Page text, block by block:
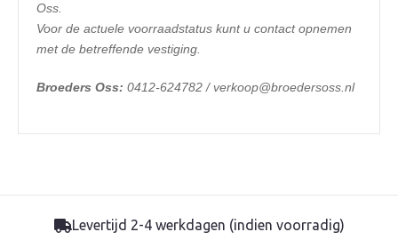
Oss.
Voor de actuele voorraadstatus kunt u contact opnemen
met de betreffende vestiging.
Broeders Oss: 0412-624782 / verkoop@broedersoss.nl
Levertijd 2-4 werkdagen (indien voorradig)